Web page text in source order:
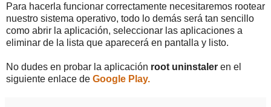
Para hacerla funcionar correctamente necesitaremos rootear
nuestro sistema operativo, todo lo demás será tan sencillo
como abrir la aplicación, seleccionar las aplicaciones a
eliminar de la lista que aparecerá en pantalla y listo.
No dudes en probar la aplicación root uninstaler en el
siguiente enlace de Google Play.